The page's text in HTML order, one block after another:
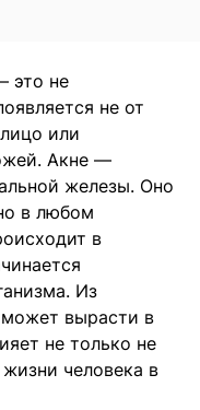
это не
не от
или
Акне —
железы. Оно
в любом
в
Из
может вырасти в
не только не
человека в